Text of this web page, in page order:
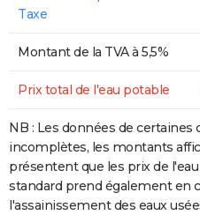
Taxe
Montant de la TVA à 5,5%
Prix total de l'eau potable
NB : Les données de
incomplètes, les montants
présentent que les prix de
standard prend également en
l'assainissement des eaux